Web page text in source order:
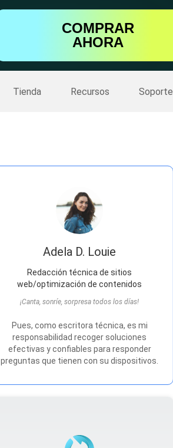
COMPRAR
AHORA
Tienda Recursos Soporte
>> Más productos
Adela D. Louie
Redacción técnica de sitios
web/optimización de contenidos
¡Canta, sonríe, sorpresa todos los días!
Pues, como escritora técnica, es mi
responsabilidad recoger soluciones
efectivas y confiables para responder
preguntas que tienen con su dispositivos.